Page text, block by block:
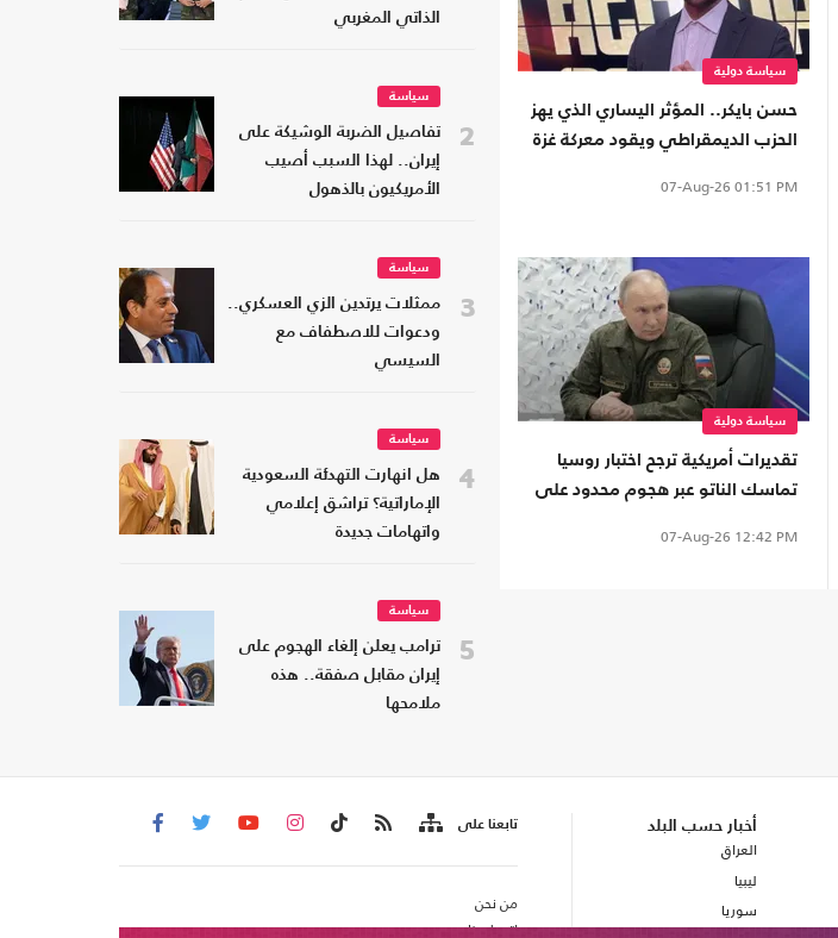
سياسة دولية
حسن بايكر.. المؤثر اليساري الذي يهز
الحزب الديمقراطي ويقود معركة غزة
07-Aug-26 01:51 PM
سياسة دولية
تقديرات أمريكية ترجح اختبار روسيا
تماسك الناتو عبر هجوم محدود على
07-Aug-26 12:42 PM
الذاتي المغربي
2
سياسة
تفاصيل الضربة الوشيكة على
إيران.. لهذا السبب أصيب
الأمريكيون بالذهول
3
سياسة
ممثلات يرتدين الزي العسكري..
ودعوات للاصطفاف مع
السيسي
4
سياسة
هل انهارت التهدئة السعودية
الإماراتية؟ تراشق إعلامي
واتهامات جديدة
5
سياسة
ترامب يعلن إلغاء الهجوم على
إيران مقابل صفقة.. هذه
ملامحها
أخبار حسب البلد
العراق
ليبيا
سوريا
تابعنا على
من نحن
اتصل بنا